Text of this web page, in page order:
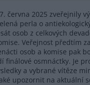
června 2025 zveřejnily
perla o
osob z celkových
Veřejnost předtím
osob a komise pak
finálové osmnáctky. Je
a vybrané vítěze
upozornit na aktuální